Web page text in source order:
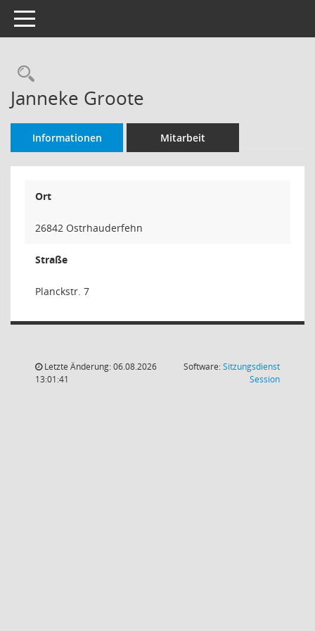
Toggle navigation
Rechercheauswahl
Janneke Groote
Informationen Mitarbeit
Ort
26842 Ostrhauderfehn
Straße
Planckstr. 7
Letzte Änderung: 06.08.2026
13:01:41
Software:Sitzungsdienst
Session(Wird in